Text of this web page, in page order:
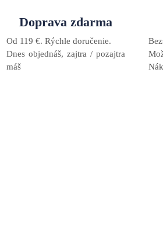
Doprava zdarma
Od 119 €. Rýchle doručenie.
Dnes objednáš, zajtra / pozajtra
máš